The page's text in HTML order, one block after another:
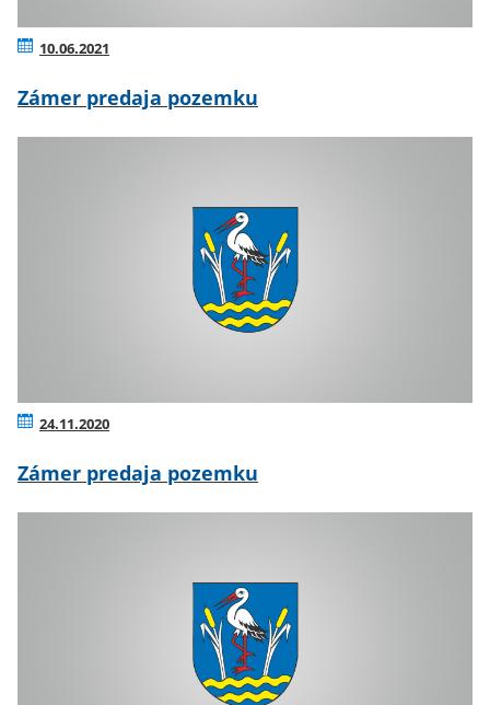
10.06.2021
Zámer predaja pozemku
24.11.2020
Zámer predaja pozemku